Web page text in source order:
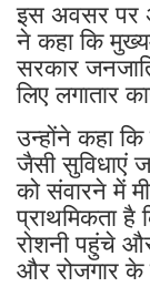
इस अवसर पर
ने कहा कि
सरकार
लिए लगातार
उन्होंने कहा
जैसी सुविधाएं
को संवारने में
प्राथमिकता है
रोशनी पहुंचे
और रोजगार